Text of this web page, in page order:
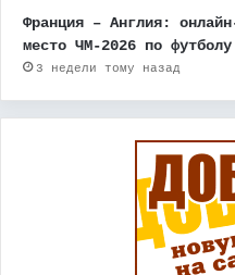
Франция – Англия:
место ЧМ-2026 по футболу
3 недели тому назад